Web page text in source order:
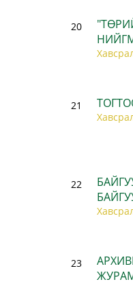
20
21
22
23